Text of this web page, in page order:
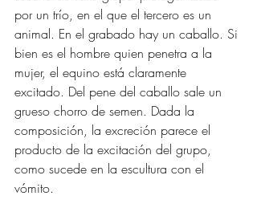
por un trío, en el que el tercero es un
animal. En el grabado hay un caballo. Si
bien es el hombre quien penetra a la
mujer, el equino está claramente
excitado. Del pene del caballo sale un
grueso chorro de semen. Dada la
composición, la excreción parece el
producto de la excitación del grupo,
como sucede en la escultura con el
vómito.